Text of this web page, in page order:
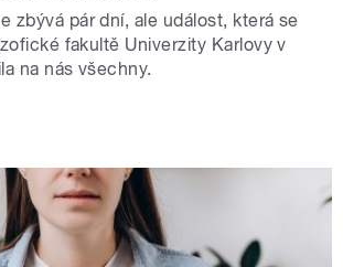
zbývá pár dní, ale událost, která se
fakultě Univerzity Karlovy v
na nás všechny.